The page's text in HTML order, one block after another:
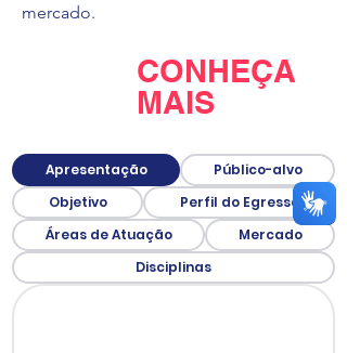
mercado.
CONHEÇA
MAIS
Apresentação
Público-alvo
Objetivo
Perfil do Egresso
Áreas de Atuação
Mercado
Disciplinas